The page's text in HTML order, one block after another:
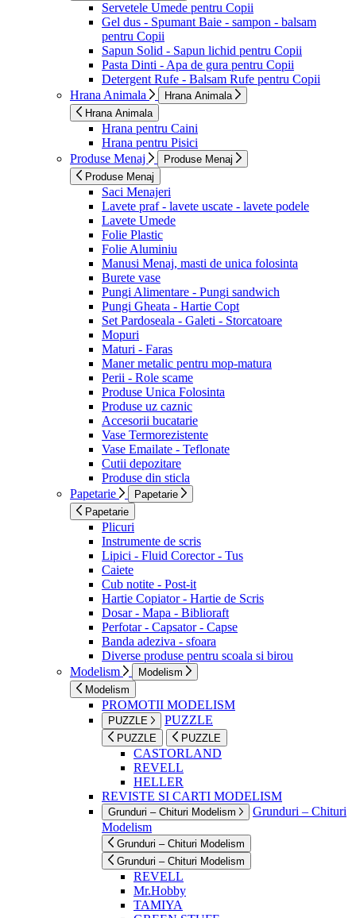
Servetele Umede pentru Copii
Gel dus - Spumant Baie - sampon - balsam
pentru Copii
Sapun Solid - Sapun lichid pentru Copii
Pasta Dinti - Apa de gura pentru Copii
Detergent Rufe - Balsam Rufe pentru Copii
Hrana Animala
Hrana Animala
Hrana Animala
Hrana pentru Caini
Hrana pentru Pisici
Produse Menaj
Produse Menaj
Produse Menaj
Saci Menajeri
Lavete praf - lavete uscate - lavete podele
Lavete Umede
Folie Plastic
Folie Aluminiu
Manusi Menaj, masti de unica folosinta
Burete vase
Pungi Alimentare - Pungi sandwich
Pungi Gheata - Hartie Copt
Set Pardoseala - Galeti - Storcatoare
Mopuri
Maturi - Faras
Maner metalic pentru mop-matura
Perii - Role scame
Produse Unica Folosinta
Produse uz caznic
Accesorii bucatarie
Vase Termorezistente
Vase Emailate - Teflonate
Cutii depozitare
Produse din sticla
Papetarie
Papetarie
Papetarie
Plicuri
Instrumente de scris
Lipici - Fluid Corector - Tus
Caiete
Cub notite - Post-it
Hartie Copiator - Hartie de Scris
Dosar - Mapa - Biblioraft
Perfotar - Capsator - Capse
Banda adeziva - sfoara
Diverse produse pentru scoala si birou
Modelism
Modelism
Modelism
PROMOTII MODELISM
PUZZLE PUZZLE
PUZZLE PUZZLE
CASTORLAND
REVELL
HELLER
REVISTE SI CARTI MODELISM
Grunduri – Chituri Modelism
Grunduri – Chituri
Modelism
Grunduri – Chituri Modelism
Grunduri – Chituri Modelism
REVELL
Mr.Hobby
TAMIYA